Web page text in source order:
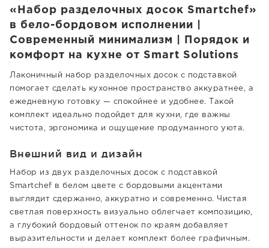
«Набор разделочных досок Smartchef»
в бело-бордовом исполнении |
Современный минимализм | Порядок и
комфорт на кухне от Smart Solutions
Лаконичный набор разделочных досок с подставкой
помогает сделать кухонное пространство аккуратнее, а
ежедневную готовку — спокойнее и удобнее. Такой
комплект идеально подойдет для кухни, где важны
чистота, эргономика и ощущение продуманного уюта.
Внешний вид и дизайн
Набор из двух разделочных досок с подставкой
Smartchef в белом цвете с бордовыми акцентами
выглядит сдержанно, аккуратно и современно. Чистая
светлая поверхность визуально облегчает композицию,
а глубокий бордовый оттенок по краям добавляет
выразительности и делает комплект более графичным.